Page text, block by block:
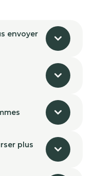
envoyer
plus